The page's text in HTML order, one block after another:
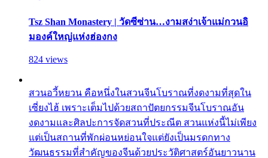
Tsz Shan Monastery | วัดซีซ่าน…งามสง่าเจ้าแม่กวนอิ
มองค์ใหญ่แห่งฮ่องกง
824 views
สวนอวี้หยวน คือหนึ่งในสวนจีนโบราณที่งดงามที่สุดใน
เซี่ยงไฮ้ เพราะเต็มไปด้วยสถาปัตยกรรมจีนโบราณอัน
งดงามและศิลปะการจัดสวนที่ประณีต สวนแห่งนี้ไม่เพียง
แต่เป็นสถานที่พักผ่อนหย่อนใจแต่ยังเป็นมรดกทาง
วัฒนธรรมที่สำคัญของจีนด้วยประวัติศาสตร์อันยาวนาน